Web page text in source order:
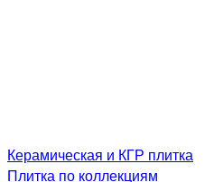
Керамическая и КГР плитка
Плитка по коллекциям